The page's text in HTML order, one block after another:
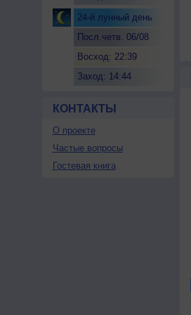
24-й лунный день
Посл.четв. 06/08
Восход: 22:39
Заход: 14:44
КОНТАКТЫ
О проекте
Частые вопросы
Гостевая книга